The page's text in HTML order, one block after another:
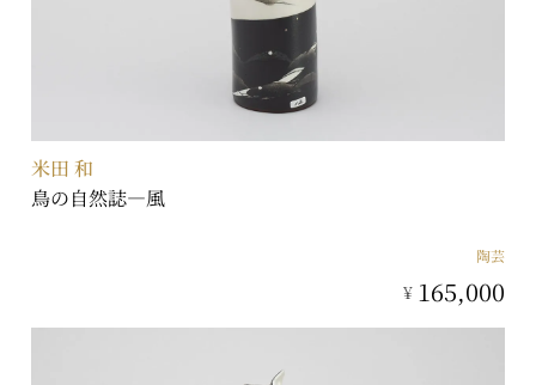
米田 和
鳥の自然誌―風
陶芸
¥ 165,000